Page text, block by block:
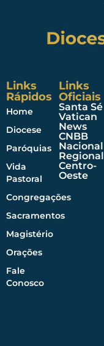
Links
Rápidos
Home
Diocese
Paróquias
Vida
Pastoral
Congregações
Sacramentos
Magistério
Orações
Fale
Conosco
Links
Oficiais
Santa Sé
Vatican
News
CNBB
Nacional
Regional
Centro-
Oeste